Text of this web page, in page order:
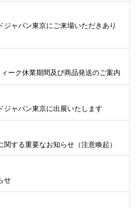
ジャパン東京にご来場いただきあり
ーク休業期間及び商品発送のご案内
ジャパン東京に出展いたします
関する重要なお知らせ（注意喚起）
せ